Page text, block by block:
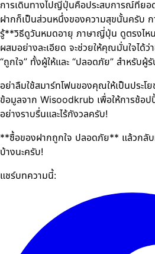
การเดินทางไปญี่ปุ่นคือประสบการณ์ที่ยอ
ฝากก็เป็นส่วนหนึ่งของความสุขนั้นครับ
รู้**วิธีดูวันหมดอายุ ภาษาญี่ปุ่น ดูตรงไห
ผสมอย่างละเอียด จะช่วยให้คุณมั่นใจไ
“ถูกใจ” ทั้งผู้ให้และ “ปลอดภัย” สำหรับผู้
อย่าลืมใช้สมาร์ทโฟนของคุณให้เป็นประโ
ข้อมูลจาก Wisoodkrub เพื่อให้การช้อ
อย่างราบรื่นและไร้กังวลครับ!
**ซื้อของฝากถูกใจ ปลอดภัย** แล้วกลับ
บ้างนะครับ!
แชร์บทความนี้: